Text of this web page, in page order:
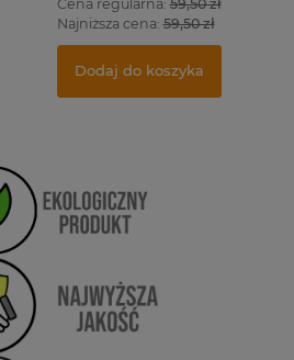
Cena regularna:59,50 zł
Najniższa cena:59,50 zł
Dodaj do koszyka